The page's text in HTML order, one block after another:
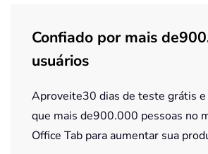
Confiado por mais
usuários
Aproveite30 dias de teste grátis e
que mais de900.000 pessoas no
Office Tab para aumentar sua